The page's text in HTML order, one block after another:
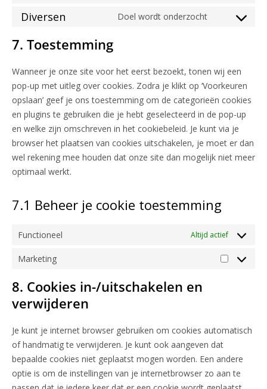
Diversen
Doel wordt onderzocht
7. Toestemming
Wanneer je onze site voor het eerst bezoekt, tonen wij een
pop-up met uitleg over cookies. Zodra je klikt op ‘Voorkeuren
opslaan’ geef je ons toestemming om de categorieën cookies
en plugins te gebruiken die je hebt geselecteerd in de pop-up
en welke zijn omschreven in het cookiebeleid. Je kunt via je
browser het plaatsen van cookies uitschakelen, je moet er dan
wel rekening mee houden dat onze site dan mogelijk niet meer
optimaal werkt.
7.1 Beheer je cookie toestemming
Functioneel Altijd actief
Marketing
8. Cookies in-/uitschakelen en
verwijderen
Je kunt je internet browser gebruiken om cookies automatisch
of handmatig te verwijderen. Je kunt ook aangeven dat
bepaalde cookies niet geplaatst mogen worden. Een andere
optie is om de instellingen van je internetbrowser zo aan te